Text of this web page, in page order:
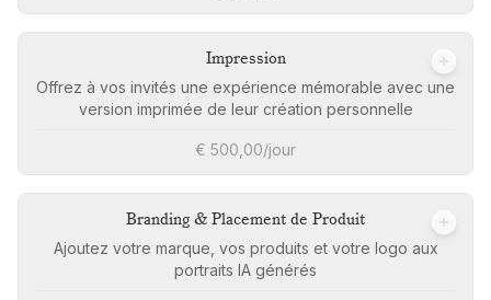
Impression
Offrez à vos invités une expérience mémorable avec une
version imprimée de leur création personnelle
€ 500,00/jour
Branding & Placement de Produit
Ajoutez votre marque, vos produits et votre logo aux
portraits IA générés